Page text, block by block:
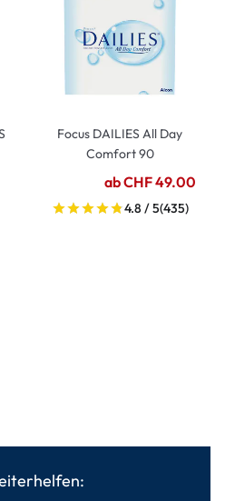
Focus DAILIES All Day
Comfort 90
ab CHF 49.00
4.8 / 5(435)